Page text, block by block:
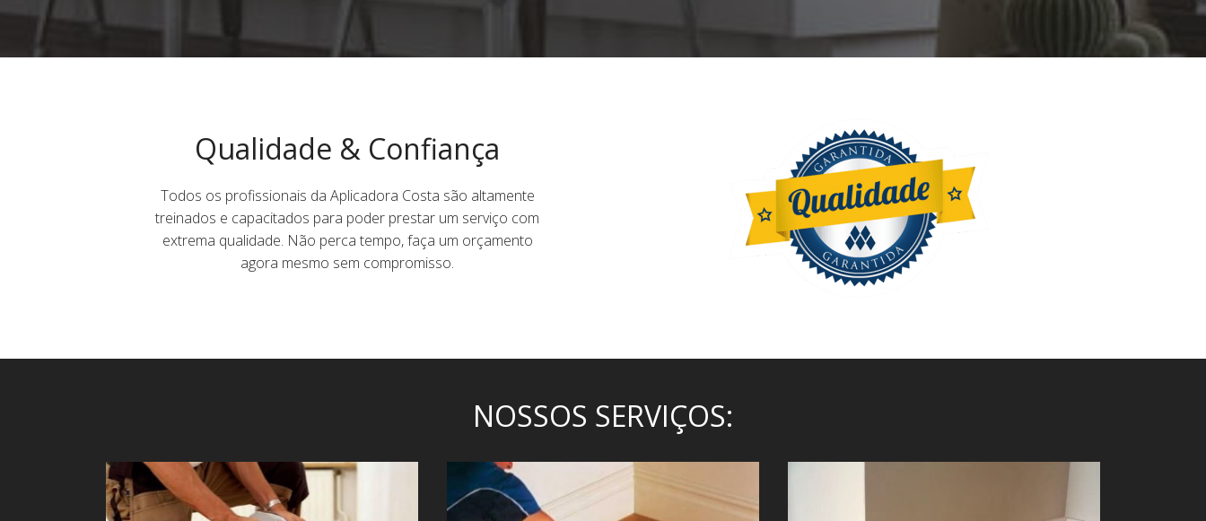
Qualidade & Confiança
Todos os profissionais da Aplicadora Costa são altamente
treinados e capacitados para poder prestar um serviço com
extrema qualidade. Não perca tempo, faça um orçamento
agora mesmo sem compromisso.
NOSSOS SERVIÇOS: